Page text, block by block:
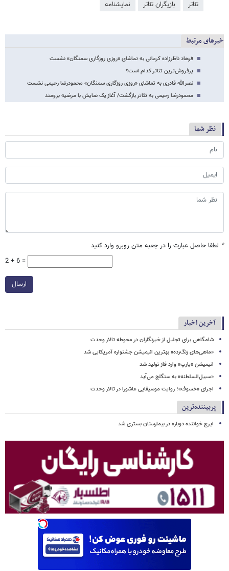
تئاتر بازیگران تئاتر نمایشنامه
خبرهای مرتبط
فرهاد ناظرزاده کرمانی به تماشای «روزی روزگاری سمنگان» نشست
پرفروش‌ترین تئاتر کدام است؟
نصرالله قادری به تماشای «روزی روزگاری سمنگان» محمودرضا رحیمی نشست
محمودرضا رحیمی به تئاتر بازگشت/ آغاز یک نمایش با مرضیه برومند
نظر شما
* لطفا حاصل عبارت را در جعبه متن روبرو وارد کنید
2 + 6 =
ارسال
آخرین اخبار
شامگاهی برای تجلیل از خبرنگاران در محوطه تالار وحدت
«ماهی‌های زنگ‌زده» بهترین انیمیشن جشنواره آمریکایی شد
انیمیشن «یارپ» وارد فاز تولید شد
«سبیل‌السلطنه» به سنگلج می‌آید
اجرای «خسوف»؛ روایت موسیقایی عاشورا در تالار وحدت
پربیننده‌ترین
ایرج خواننده دوباره در بیمارستان بستری شد